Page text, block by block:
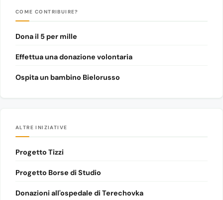
COME CONTRIBUIRE?
Dona il 5 per mille
Effettua una donazione volontaria
Ospita un bambino Bielorusso
ALTRE INIZIATIVE
Progetto Tizzi
Progetto Borse di Studio
Donazioni all'ospedale di Terechovka